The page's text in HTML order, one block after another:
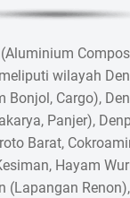
wilayah
Bonjol, Cargo),
Panjer),
Barat,
Hayam
(Lapangan